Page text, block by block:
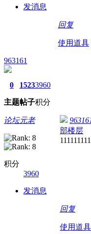
发消息
回复
使用道具
963161
0
主题
1523
帖子
3960
积分
论坛元老
积分
3960
发消息
部楼层
回复
使用道具